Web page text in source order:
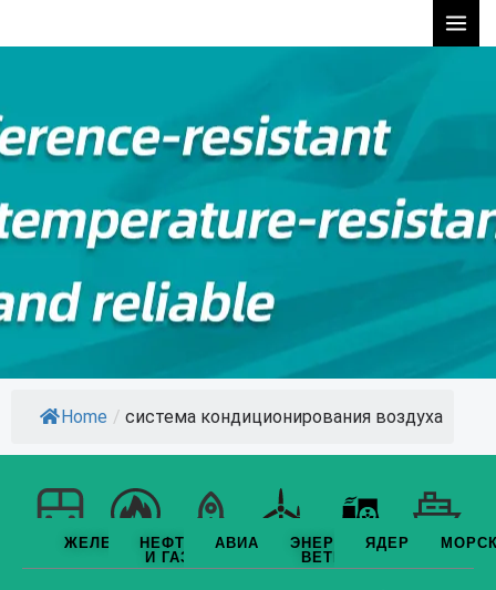
к
Home / система кондиционирования воздуха
ЖЕЛЕЗНОДОРОЖНЫЙ
ПУТЬ
НЕФТЬ
И ГАЗ
АВИАЦИЯЭНЕРГИЯ
ВЕТРА
ЯДЕРНЫЙ